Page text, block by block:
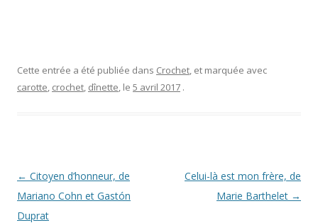
Cette entrée a été publiée dans Crochet, et marquée avec
carotte, crochet, dînette, le 5 avril 2017 .
Navigation
des
articles
← Citoyen d’honneur, de
Mariano Cohn et Gastón
Duprat
Celui-là est mon frère, de
Marie Barthelet →